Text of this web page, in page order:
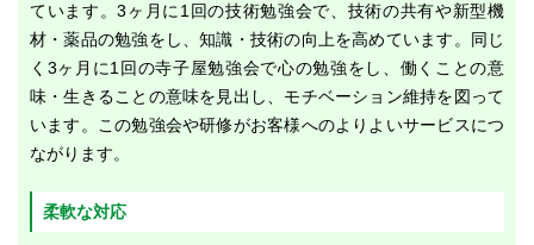
ています。3ヶ月に1回の技術勉強会で、技術の共有や新型機
材・薬品の勉強をし、知識・技術の向上を高めています。同じ
く3ヶ月に1回の寺子屋勉強会で心の勉強をし、働くことの意
味・生きることの意味を見出し、モチベーション維持を図って
います。この勉強会や研修がお客様へのよりよいサービスにつ
ながります。
柔軟な対応